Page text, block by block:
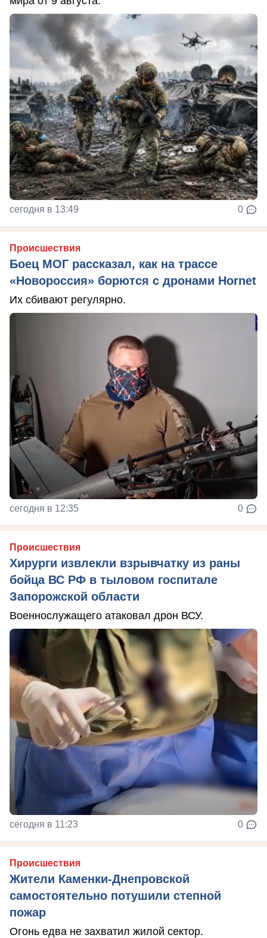
сегодня в 13:49 0
Происшествия
Боец МОГ рассказал, как на трассе
«Новороссия» борются с дронами Hornet
Их сбивают регулярно.
сегодня в 12:35 0
Происшествия
Хирурги извлекли взрывчатку из раны
бойца ВС РФ в тыловом госпитале
Запорожской области
Военнослужащего атаковал дрон ВСУ.
сегодня в 11:23 0
Происшествия
Жители Каменки-Днепровской
самостоятельно потушили степной
пожар
Огонь едва не захватил жилой сектор.